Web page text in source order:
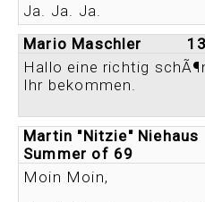
Ja. Ja. Ja.
Mario Maschler
Hallo eine richtig
Ihr bekommen.
Martin "Nitzie" Niehaus
Summer of 69
Moin Moin,